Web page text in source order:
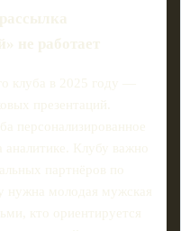
не работает
клуба в 2025 году —
презентаций.
персонализированное
Клубу важно
партнёров по
нужна молодая мужская
кто ориентируется